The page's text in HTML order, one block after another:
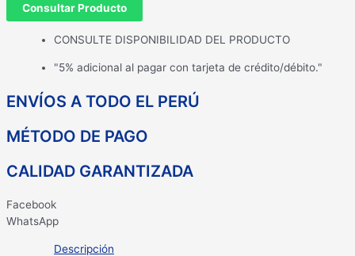
Consultar Producto
CONSULTE DISPONIBILIDAD DEL PRODUCTO
"5% adicional al pagar con tarjeta de crédito/débito."
ENVÍOS A TODO EL PERÚ
MÉTODO DE PAGO
CALIDAD GARANTIZADA
Facebook
WhatsApp
Descripción